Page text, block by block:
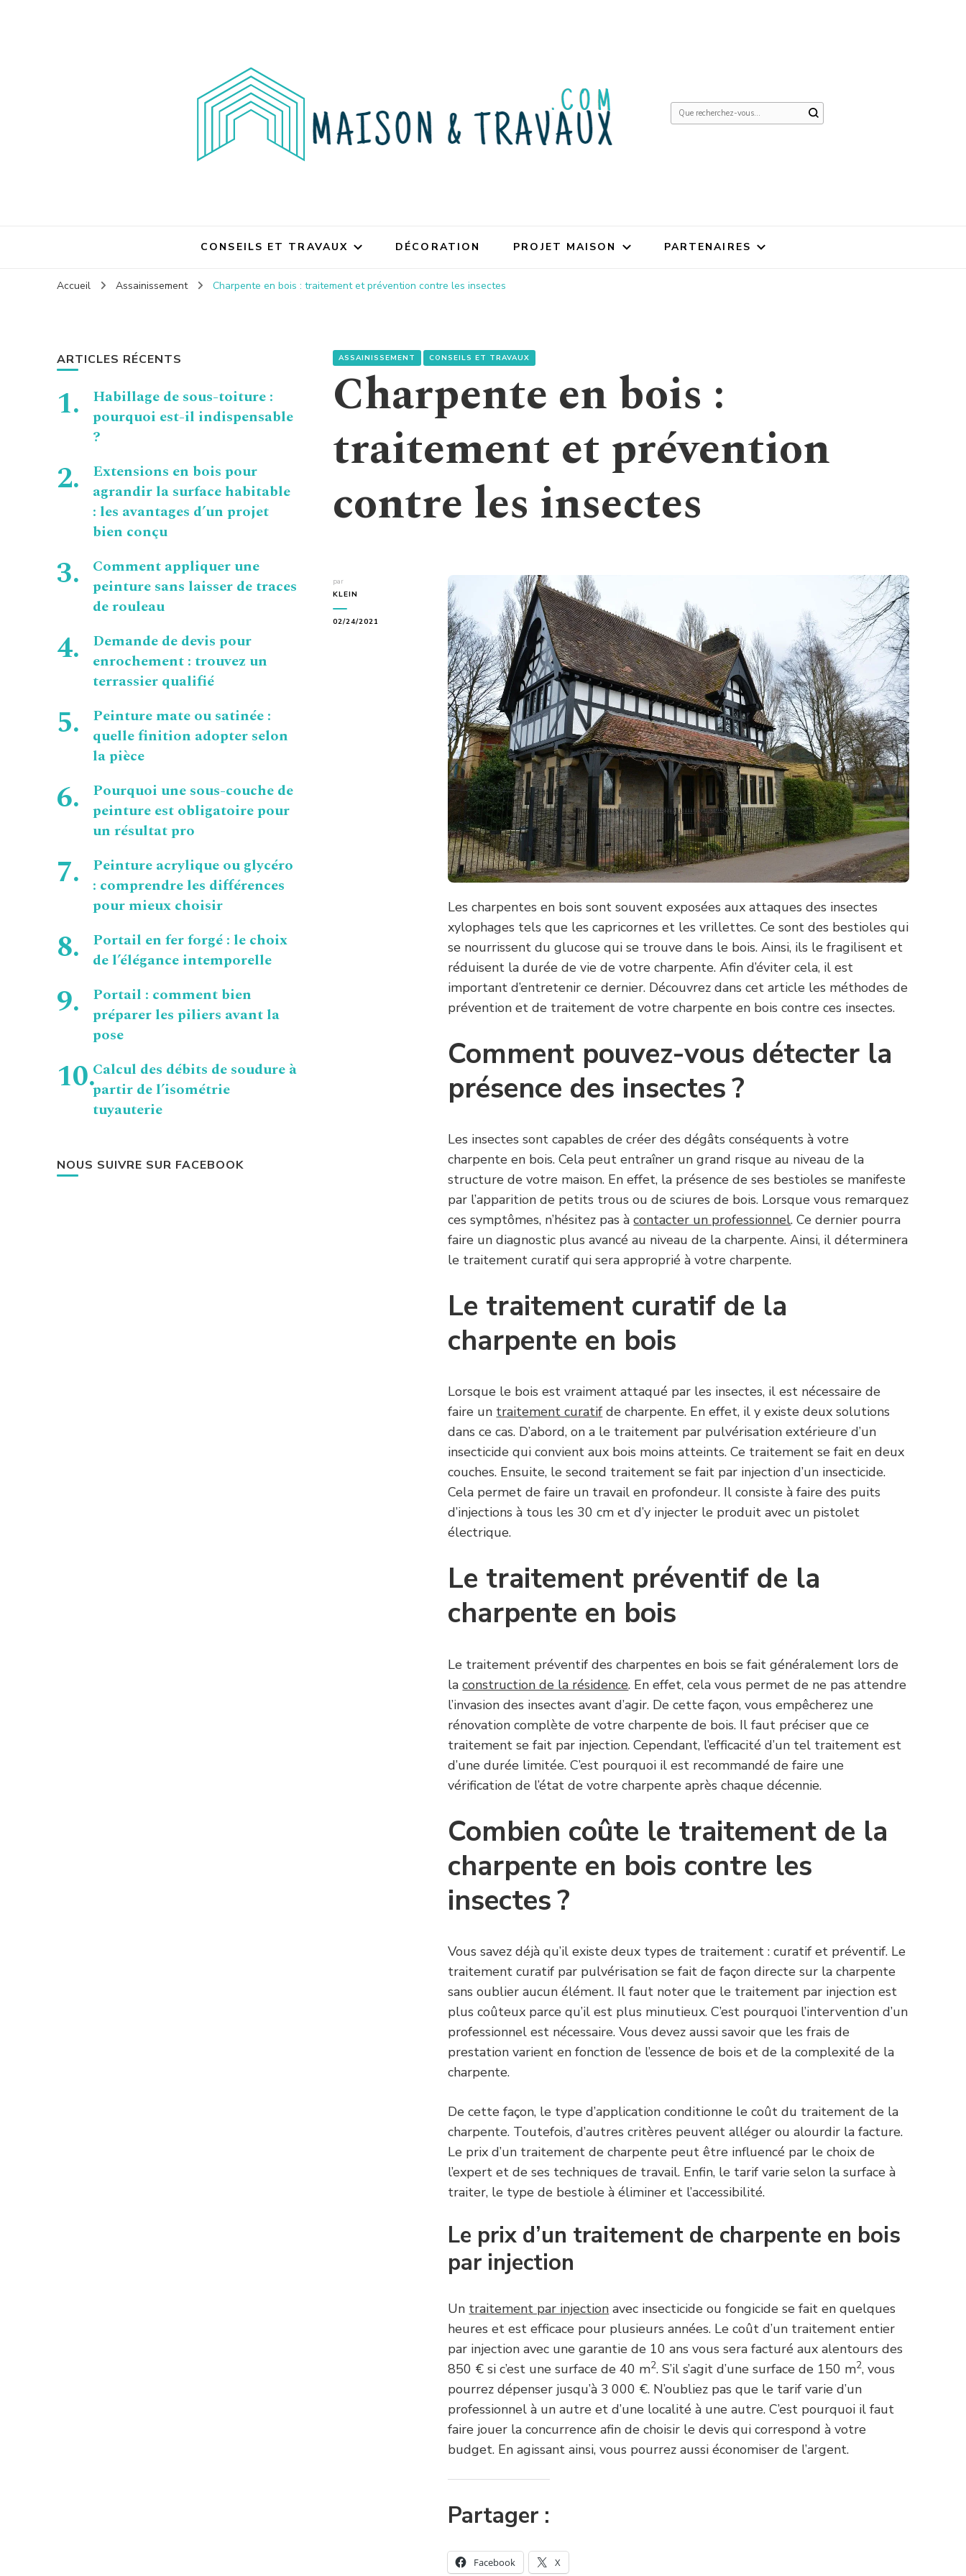
Vous
CONSEILS ET TRAVAUX DÉCORATION PROJET MAISON PARTENAIRES
Accueil Assainissement Charpente en bois : traitement et prévention contre les insectes
ASSAINISSEMENT CONSEILS ET TRAVAUX
Charpente en bois :
traitement et prévention
contre les insectes
par
KLEIN
02/24/2021
Les charpentes en bois sont souvent exposées aux attaques des insectes
xylophages tels que les capricornes et les vrillettes. Ce sont des bestioles qui
se nourrissent du glucose qui se trouve dans le bois. Ainsi, ils le fragilisent et
réduisent la durée de vie de votre charpente. Afin d’éviter cela, il est
important d’entretenir ce dernier. Découvrez dans cet article les méthodes de
prévention et de traitement de votre charpente en bois contre ces insectes.
Comment pouvez-vous détecter la
présence des insectes ?
Les insectes sont capables de créer des dégâts conséquents à votre
charpente en bois. Cela peut entraîner un grand risque au niveau de la
structure de votre maison. En effet, la présence de ses bestioles se manifeste
par l’apparition de petits trous ou de sciures de bois. Lorsque vous remarquez
ces symptômes, n’hésitez pas àcontacter un professionnel. Ce dernier pourra
faire un diagnostic plus avancé au niveau de la charpente. Ainsi, il déterminera
le traitement curatif qui sera approprié à votre charpente.
Le traitement curatif de la
charpente en bois
Lorsque le bois est vraiment attaqué par les insectes, il est nécessaire de
faire un traitement curatif de charpente. En effet, il y existe deux solutions
dans ce cas. D’abord, on a le traitement par pulvérisation extérieure d’un
insecticide qui convient aux bois moins atteints. Ce traitement se fait en deux
couches. Ensuite, le second traitement se fait par injection d’un insecticide.
Cela permet de faire un travail en profondeur. Il consiste à faire des puits
d’injections à tous les 30 cm et d’y injecter le produit avec un pistolet
électrique.
Le traitement préventif de la
charpente en bois
Le traitement préventif des charpentes en bois se fait généralement lors de
laconstruction de la résidence. En effet, cela vous permet de ne pas attendre
l’invasion des insectes avant d’agir. De cette façon, vous empêcherez une
rénovation complète de votre charpente de bois. Il faut préciser que ce
traitement se fait par injection. Cependant, l’efficacité d’un tel traitement est
d’une durée limitée. C’est pourquoi il est recommandé de faire une
vérification de l’état de votre charpente après chaque décennie.
Combien coûte le traitement de la
charpente en bois contre les
insectes ?
Vous savez déjà qu’il existe deux types de traitement : curatif et préventif. Le
traitement curatif par pulvérisation se fait de façon directe sur la charpente
sans oublier aucun élément. Il faut noter que le traitement par injection est
plus coûteux parce qu’il est plus minutieux. C’est pourquoi l’intervention d’un
professionnel est nécessaire. Vous devez aussi savoir que les frais de
prestation varient en fonction de l’essence de bois et de la complexité de la
charpente.
De cette façon, le type d’application conditionne le coût du traitement de la
charpente. Toutefois, d’autres critères peuvent alléger ou alourdir la facture.
Le prix d’un traitement de charpente peut être influencé par le choix de
l’expert et de ses techniques de travail. Enfin, le tarif varie selon la surface à
traiter, le type de bestiole à éliminer et l’accessibilité.
Le prix d’un traitement de charpente en bois
par injection
Un traitement par injection avec insecticide ou fongicide se fait en quelques
heures et est efficace pour plusieurs années. Le coût d’un traitement entier
par injection avec une garantie de 10 ans vous sera facturé aux alentours des
850 € si c’est une surface de 40 m2. S’il s’agit d’une surface de 150 m2, vous
pourrez dépenser jusqu’à 3 000 €. N’oubliez pas que le tarif varie d’un
professionnel à un autre et d’une localité à une autre. C’est pourquoi il faut
faire jouer la concurrence afin de choisir le devis qui correspond à votre
budget. En agissant ainsi, vous pourrez aussi économiser de l’argent.
Partager :
Facebook X
ARTICLES RÉCENTS
Habillage de sous-toiture :
pourquoi est-il indispensable
?
Extensions en bois pour
agrandir la surface habitable
: les avantages d’un projet
bien conçu
Comment appliquer une
peinture sans laisser de traces
de rouleau
Demande de devis pour
enrochement : trouvez un
terrassier qualifié
Peinture mate ou satinée :
quelle finition adopter selon
la pièce
Pourquoi une sous-couche de
peinture est obligatoire pour
un résultat pro
Peinture acrylique ou glycéro
: comprendre les différences
pour mieux choisir
Portail en fer forgé : le choix
de l’élégance intemporelle
Portail : comment bien
préparer les piliers avant la
pose
Calcul des débits de soudure à
partir de l’isométrie
tuyauterie
NOUS SUIVRE SUR FACEBOOK